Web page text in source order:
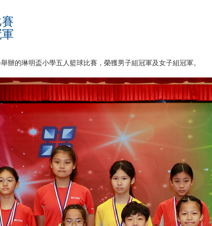
辦的琳明盃小學五人籃球比賽，榮獲男子組冠軍及女子組冠軍。